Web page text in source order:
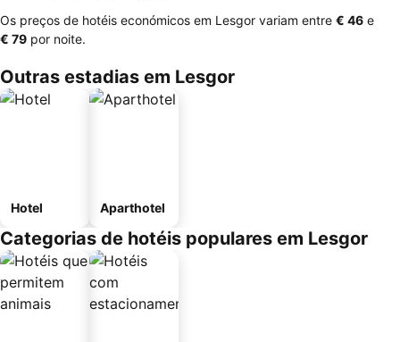
Os preços de hotéis económicos em Lesgor variam entre ‎€ 46 e
‎€ 79 por noite.
Outras estadias em Lesgor
Hotel Aparthotel
Categorias de hotéis populares em Lesgor